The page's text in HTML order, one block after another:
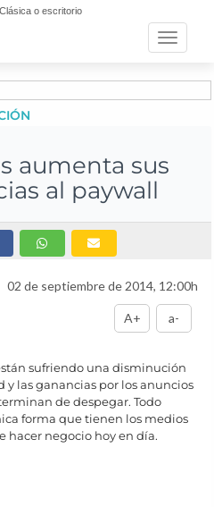
o escritorio
Toggle
aumenta sus
al paywall
02 de septiembre de 2014, 12:00h
A+ a-
sufriendo una disminución
las ganancias por los anuncios
de despegar. Todo
forma que tienen los medios
hacer negocio hoy en día.